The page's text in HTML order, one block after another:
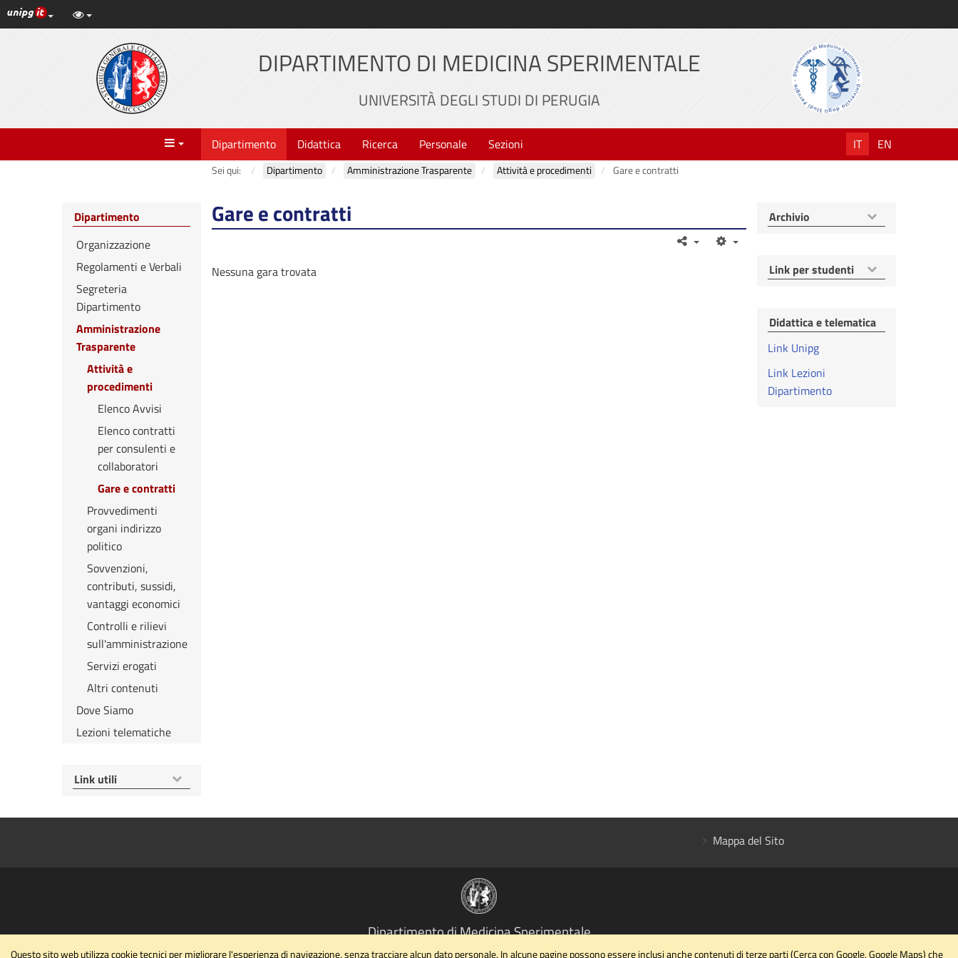
Vai
al
Link ai principali servizi web di Ateneo
DIPARTIMENTO DI MEDICINA SPERIMENTALE
UNIVERSITÀ DEGLI STUDI DI PERUGIA
Menu Dipartimento Didattica Ricerca Personale Sezioni IT EN
Sei qui: Dipartimento Amministrazione Trasparente Attività e procedimenti Gare e contratti
Gare e contratti
Nessuna gara trovata
Dipartimento
Organizzazione
Regolamenti e Verbali
Segreteria
Dipartimento
Amministrazione
Trasparente
Attività e
procedimenti
Elenco Avvisi
Elenco contratti
per consulenti e
collaboratori
Gare e contratti
Provvedimenti
organi indirizzo
politico
Sovvenzioni,
contributi, sussidi,
vantaggi economici
Controlli e rilievi
sull'amministrazione
Servizi erogati
Altri contenuti
Dove Siamo
Lezioni telematiche
Mostra
voci
Link utili
Mostra
voci
Archivio
Mostra
voci
Link per studenti
Didattica e telematica
Link Unipg
Link Lezioni
Dipartimento
Mappa del Sito
Dipartimento di Medicina Sperimentale
Questo sito web utilizza cookie tecnici per migliorare l'esperienza di navigazione, senza tracciare alcun dato personale. In alcune pagine possono essere inclusi anche contenuti di terze parti (Cerca con Google, Google Maps) che